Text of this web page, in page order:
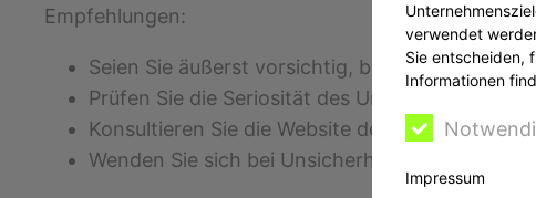
Empfehlungen:
Seien Sie äußerst vorsichtig, bevor Sie in ein
Prüfen Sie die Seriosität des Unternehmens
Konsultieren Sie die Website der BaFin, um
Wenden Sie sich bei Unsicherheiten an die BaFin.
verwendet
Sie entscheiden,
Informationen
Impressum